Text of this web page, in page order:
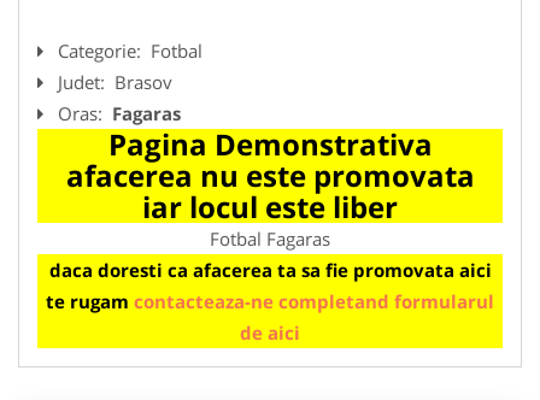
Categorie: Fotbal
Judet: Brasov
Oras: Fagaras
Pagina Demonstrativa
afacerea nu este promovata
iar locul este liber
Fotbal Fagaras
daca doresti ca afacerea ta sa fie promovata aici
te rugam contacteaza-ne completand formularul
de aici